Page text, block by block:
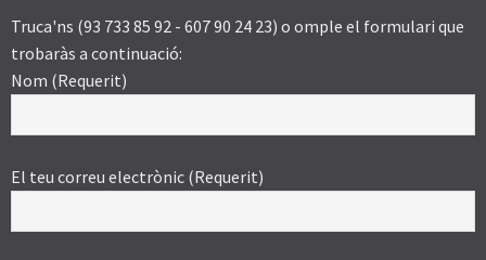
Truca'ns (93 733 85 92 - 607 90 24 23) o omple el formulari que
trobaràs a continuació:
Nom (Requerit)
El teu correu electrònic (Requerit)